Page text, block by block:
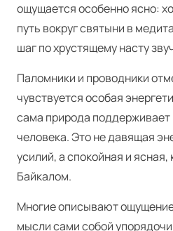
ощущается особенно ясно:
путь вокруг святыни в
шаг по хрустящему насту
Паломники и проводники
чувствуется особая
сама природа
человека. Это не давящая
усилий, а спокойная и ясная,
Байкалом.
Многие описывают
мысли сами собой